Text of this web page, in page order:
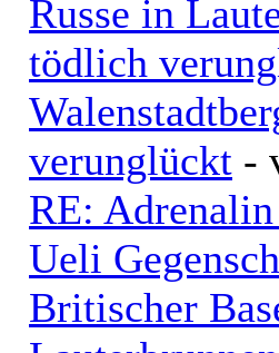
Russe in
tödlich
verunglückt -
RE:
Ueli
Britischer